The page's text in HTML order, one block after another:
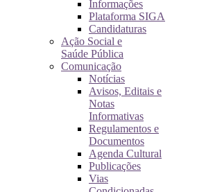
Informações
Plataforma SIGA
Candidaturas
Ação Social e
Saúde Pública
Comunicação
Notícias
Avisos, Editais e
Notas
Informativas
Regulamentos e
Documentos
Agenda Cultural
Publicações
Vias